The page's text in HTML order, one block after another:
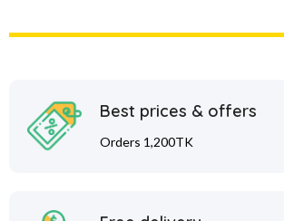
Best prices & offers
Orders 1,200TK